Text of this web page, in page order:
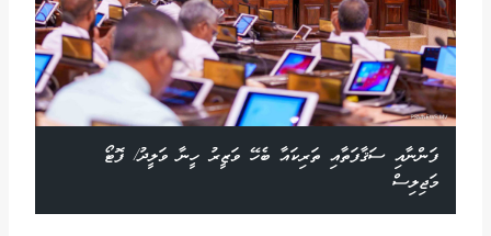
ފަންނާއި ސަޤާފަތާއި ތަރިކައާ ބެހޭ ވަޒީރު ހީނާ ވަލީދު/ ފޮޓޯ
މަޖިލިސް